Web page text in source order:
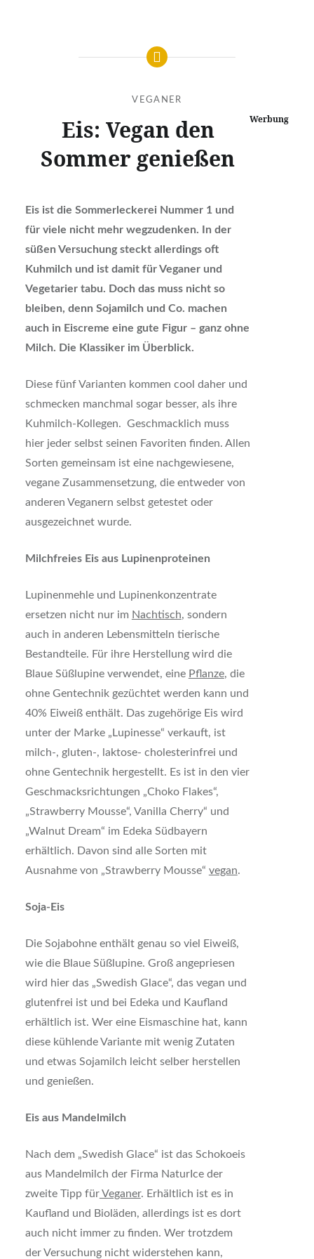
VEGANER
Eis: Vegan den
Sommer genießen
Werbung
Eis ist die Sommerleckerei Nummer 1 und
für viele nicht mehr wegzudenken. In der
süßen Versuchung steckt allerdings oft
Kuhmilch und ist damit für Veganer und
Vegetarier tabu. Doch das muss nicht so
bleiben, denn Sojamilch und Co. machen
auch in Eiscreme eine gute Figur – ganz ohne
Milch. Die Klassiker im Überblick.
Diese fünf Varianten kommen cool daher und
schmecken manchmal sogar besser, als ihre
Kuhmilch-Kollegen. Geschmacklich muss
hier jeder selbst seinen Favoriten finden. Allen
Sorten gemeinsam ist eine nachgewiesene,
vegane Zusammensetzung, die entweder von
anderen Veganern selbst getestet oder
ausgezeichnet wurde.
Milchfreies Eis aus Lupinenproteinen
Lupinenmehle und Lupinenkonzentrate
ersetzen nicht nur im Nachtisch, sondern
auch in anderen Lebensmitteln tierische
Bestandteile. Für ihre Herstellung wird die
Blaue Süßlupine verwendet, eine Pflanze, die
ohne Gentechnik gezüchtet werden kann und
40% Eiweiß enthält. Das zugehörige Eis wird
unter der Marke „Lupinesse“ verkauft, ist
milch-, gluten-, laktose- cholesterinfrei und
ohne Gentechnik hergestellt. Es ist in den vier
Geschmacksrichtungen „Choko Flakes“,
„Strawberry Mousse“, Vanilla Cherry“ und
„Walnut Dream“ im Edeka Südbayern
erhältlich. Davon sind alle Sorten mit
Ausnahme von „Strawberry Mousse“ vegan.
Soja-Eis
Die Sojabohne enthält genau so viel Eiweiß,
wie die Blaue Süßlupine. Groß angepriesen
wird hier das „Swedish Glace“, das vegan und
glutenfrei ist und bei Edeka und Kaufland
erhältlich ist. Wer eine Eismaschine hat, kann
diese kühlende Variante mit wenig Zutaten
und etwas Sojamilch leicht selber herstellen
und genießen.
Eis aus Mandelmilch
Nach dem „Swedish Glace“ ist das Schokoeis
aus Mandelmilch der Firma NaturIce der
zweite Tipp fürVeganer. Erhältlich ist es in
Kaufland und Bioläden, allerdings ist es dort
auch nicht immer zu finden. Wer trotzdem
der Versuchung nicht widerstehen kann,